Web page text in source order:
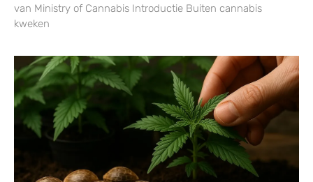
van Ministry of Cannabis Introductie Buiten cannabis
kweken